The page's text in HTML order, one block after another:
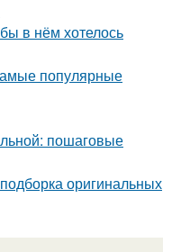
в нём хотелось
популярные
пошаговые
оригинальных